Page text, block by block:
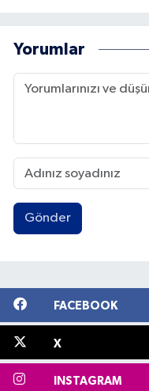
Yorumlar
Gönder
FACEBOOK
X
INSTAGRAM